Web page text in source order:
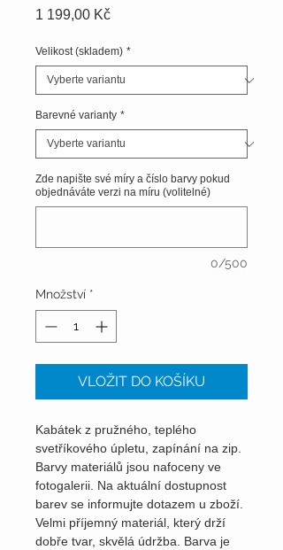
1 199,00 KčCena
Velikost (skladem) *
Barevné varianty *
Zde napište své míry a číslo barvy pokud
objednáváte verzi na míru (volitelné)
0/500
Množství *
VLOŽIT DO KOŠÍKU
Kabátek z pružného, teplého
svetříkového úpletu, zapínání na zip.
Barvy materiálů jsou nafoceny ve
fotogalerii. Na aktuální dostupnost
barev se informujte dotazem u zboží.
Velmi příjemný materiál, který drží
dobře tvar, skvělá údržba. Barva je